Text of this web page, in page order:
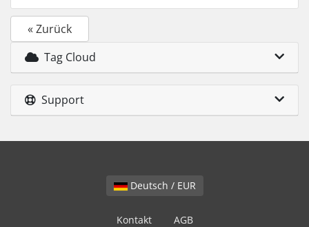
« Zurück
Tag Cloud
Support
Deutsch / EUR
Kontakt AGB